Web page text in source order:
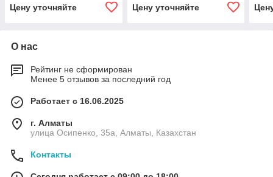
Цену уточняйте
Цену уточняйте
О нас
Рейтинг не сформирован
Менее 5 отзывов за последний год
Работает с 16.06.2025
г. Алматы
улица Осипенко, 35а, Алматы, Казахстан
Контакты